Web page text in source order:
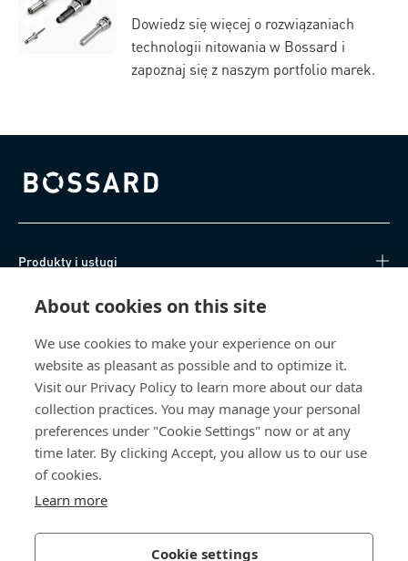
About cookies on this site
We use cookies to make your experience on our
website as pleasant as possible and to optimize it.
Visit our Privacy Policy to learn more about our data
collection practices. You may manage your personal
preferences under "Cookie Settings" now or at any
time later. By clicking Accept, you allow us to our use
of cookies.
Learn more
Cookie settings
Dowiedz się więcej o rozwiązaniach
technologii nitowania w Bossard i
zapoznaj się z naszym portfolio marek.
Bossard homepage
Produkty i usługi
Centrum Wiedzy
Bezpośredni dostęp
Bossard Poland